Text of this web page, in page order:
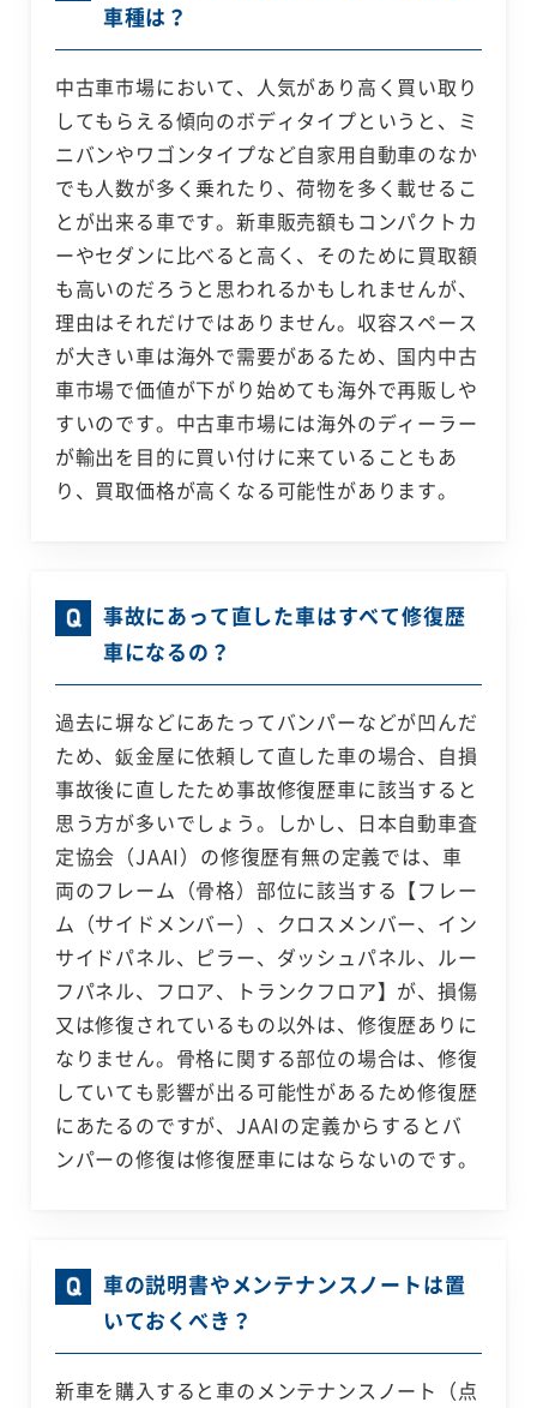
車種は？
中古車市場において、人気があり高く買い取り
してもらえる傾向のボディタイプというと、ミ
ニバンやワゴンタイプなど自家用自動車のなか
でも人数が多く乗れたり、荷物を多く載せるこ
とが出来る車です。新車販売額もコンパクトカ
ーやセダンに比べると高く、そのために買取額
も高いのだろうと思われるかもしれませんが、
理由はそれだけではありません。収容スペース
が大きい車は海外で需要があるため、国内中古
車市場で価値が下がり始めても海外で再販しや
すいのです。中古車市場には海外のディーラー
が輸出を目的に買い付けに来ていることもあ
り、買取価格が高くなる可能性があります。
事故にあって直した車はすべて修復歴
車になるの？
過去に塀などにあたってバンパーなどが凹んだ
ため、鈑金屋に依頼して直した車の場合、自損
事故後に直したため事故修復歴車に該当すると
思う方が多いでしょう。しかし、日本自動車査
定協会（JAAI）の修復歴有無の定義では、車
両のフレーム（骨格）部位に該当する【フレー
ム（サイドメンバー）、クロスメンバー、イン
サイドパネル、ピラー、ダッシュパネル、ルー
フパネル、フロア、トランクフロア】が、損傷
又は修復されているもの以外は、修復歴ありに
なりません。骨格に関する部位の場合は、修復
していても影響が出る可能性があるため修復歴
にあたるのですが、JAAIの定義からするとバ
ンパーの修復は修復歴車にはならないのです。
車の説明書やメンテナンスノートは置
いておくべき？
新車を購入すると車のメンテナンスノート（点